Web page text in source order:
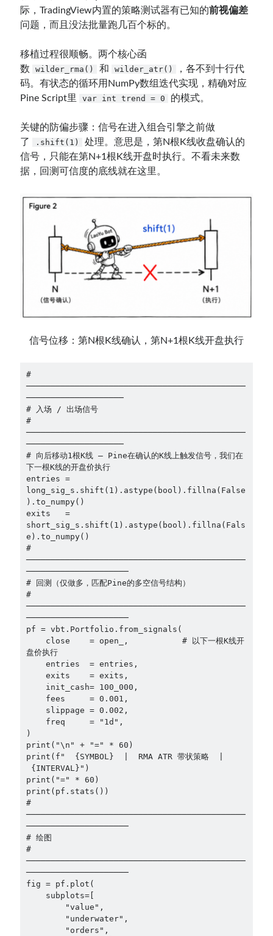
际，TradingView内置的策略测试器有已知的前视偏差
问题，而且没法批量跑几百个标的。
移植过程很顺畅。两个核心函
数
wilder_rma() 和 wilder_atr()
，各不到十行代
码。有状态的循环用NumPy数组迭代实现，精确对应
Pine Script里
var int trend = 0 的模式。
关键的防偏步骤：信号在进入组合引擎之前做
了
.shift(1)
处理。意思是，第N根K线收盘确认的
信号，只能在第N+1根K线开盘时执行。不看未来数
据，回测可信度的底线就在这里。
信号位移：第N根K线确认，第N+1根K线开盘执行
#
─────────────────────────────────────────────
────────────────────
# 入场 / 出场信号
#
─────────────────────────────────────────────
────────────────────
# 向后移动1根K线 — Pine在确认的K线上触发信号，我们在
下一根K线的开盘价执行
entries =
long_sig_s.shift(1).astype(bool).fillna(False
).to_numpy()
exits   =
short_sig_s.shift(1).astype(bool).fillna(Fals
e).to_numpy()
#
─────────────────────────────────────────────
─────────────────────
# 回测（仅做多，匹配Pine的多空信号结构）
#
─────────────────────────────────────────────
─────────────────────
pf = vbt.Portfolio.from_signals(
close    = open_,           # 以下一根K线开
盘价执行
entries  = entries,
exits    = exits,
init_cash= 100_000,
fees     = 0.001,
slippage = 0.002,
freq     = "1d",
)
print("\n" + "=" * 60)
print(f"  {SYMBOL}  |  RMA ATR 带状策略  |
{INTERVAL}")
print("=" * 60)
print(pf.stats())
#
─────────────────────────────────────────────
─────────────────────
# 绘图
#
─────────────────────────────────────────────
─────────────────────
fig = pf.plot(
subplots=[
"value",
"underwater",
"orders",